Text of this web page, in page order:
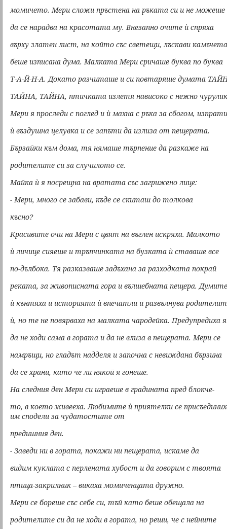
момичето. Мери сложи пръстена на ръката си и не можеше
да се нарадва на красотата му. Внезапно очите ѝ спряха
върху златен лист, на който със светещи, лъскави камъчета
беше изписана дума. Малката Мери сричаше буква по буква
Т-А-Й-Н-А. Докато разчиташе и си повтаряше думата
ТАЙНА, ТАЙНА, птичката излетя нависоко с нежно
Мери я проследи с поглед и ѝ махна с ръка за сбогом, изпрати
ѝ въздушна целувка и се запъти да излиза от пещерата.
Бързайки към дома, тя нямаше търпение да разкаже на
родителите си за случилото се.
Майка ѝ я посрещна на вратата със загрижено лице:
- Мери, много се забави, къде се скиташ до толкова
късно?
Красивите очи на Мери с цвят на въглен искряха. Малкото
ѝ личице сияеше и тръпчинката на бузката ѝ ставаше все
по-дълбока. Тя разказваше задъхана за разходката покрай
реката, за живописната гора и вълшебната пещера. Думите
ѝ кънтяха и историята ѝ впечатли и развълнува
ѝ, но те не повярваха на малката чародейка. Предупредиха я
да не ходи сама в гората и да не влиза в пещерата. Мери се
намръщи, но гладът надделя и започна с невиждана бързина
да се храни, като че ли някой я гонеше.
На следния ден Мери си играеше в градината пред блокче-
то, в което живееха. Любимите ѝ приятелки се
им сподели за чудатостите от
предишния ден.
- Заведи ни в гората, покажи ни пещерата, искаме да
видим куклата с перлената хубост и да говорим с твоята
птица-закрилник – викаха момиченцата дружно.
Мери се бореше със себе си, тъй като беше обещала на
родителите си да не ходи в гората, но реши, че с нейните